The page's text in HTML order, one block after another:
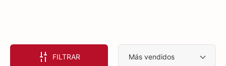
FILTRAR